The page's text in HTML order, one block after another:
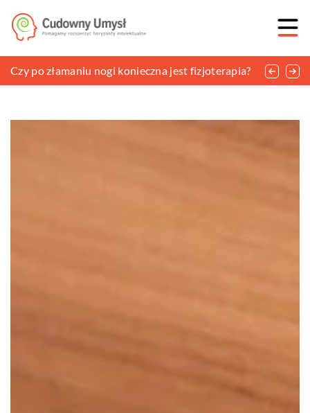
Jakimi dodatkami uzupełnić letnią stylizację?
Czy po złamaniu nogi konieczna jest fizjoterapia?
Modne obuwie na jesień